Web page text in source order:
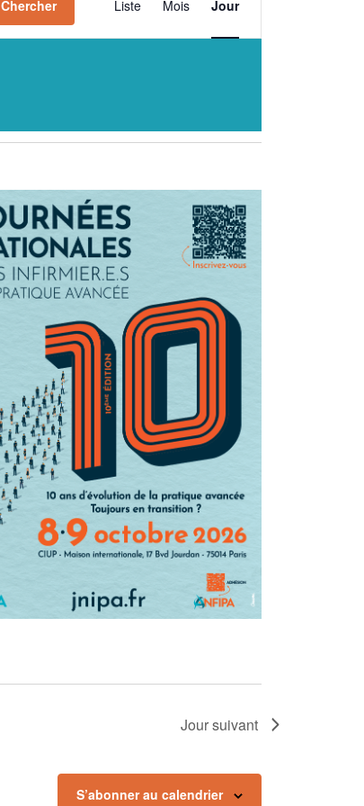
Chercher
de
Liste Mois Jour
Jour suivant
S’abonner au calendrier